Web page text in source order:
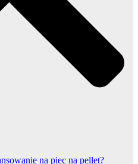
na piec na pellet?